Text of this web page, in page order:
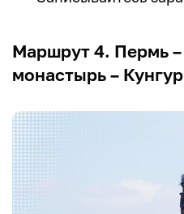
Маршрут 4. Пермь
монастырь – Кунгур